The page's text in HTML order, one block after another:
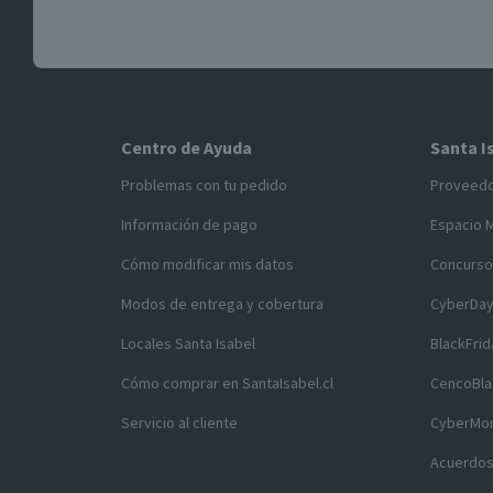
Centro de Ayuda
Problemas con tu pedido
Información de pago
Cómo modificar mis datos
Modos de entrega y cobertura
Locales Santa Isabel
Cómo comprar en SantaIsabel.cl
Servicio al cliente
Santa
Espacio
CyberDay